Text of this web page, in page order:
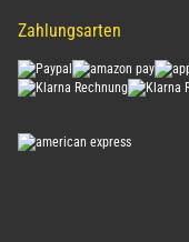
Zahlungsarten